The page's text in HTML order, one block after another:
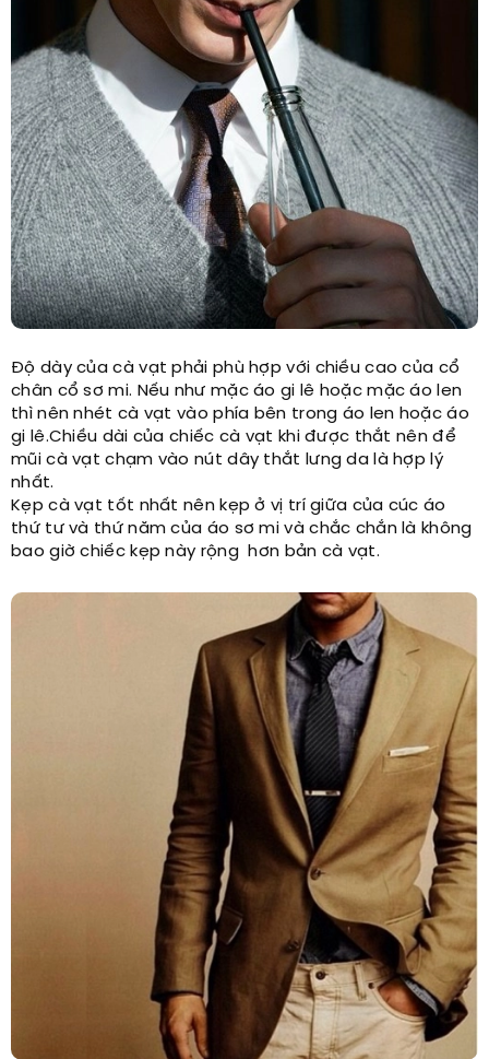
Độ dày của cà vạt phải phù hợp với chiều cao của cổ
chân cổ sơ mi. Nếu như mặc áo gi lê hoặc mặc áo len
thì nên nhét cà vạt vào phía bên trong áo len hoặc áo
gi lê.Chiều dài của chiếc cà vạt khi được thắt nên để
mũi cà vạt chạm vào nút dây thắt lưng da là hợp lý
nhất.
Kẹp cà vạt tốt nhất nên kẹp ở vị trí giữa của cúc áo
thứ tư và thứ năm của áo sơ mi và chắc chắn là không
bao giờ chiếc kẹp này rộng hơn bản cà vạt.